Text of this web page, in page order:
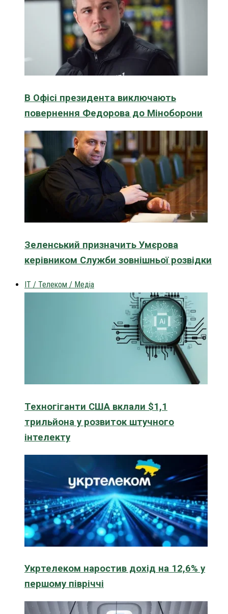
В Офісі президента виключають
повернення Федорова до Міноборони
Зеленський призначить Умєрова
керівником Служби зовнішньої розвідки
IT / Телеком / Медіа
Техногіганти США вклали $1,1
трильйона у розвиток штучного
інтелекту
Укртелеком наростив дохід на 12,6% у
першому півріччі